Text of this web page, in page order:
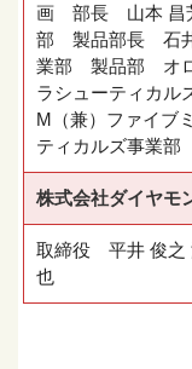
画 部長 山本 昌
部 製品部長 石井
業部 製品部 オ
ラシューティカ
M（兼）ファイブ
ティカルズ事業
株式会社ダイヤモ
取締役 平井 俊之
也